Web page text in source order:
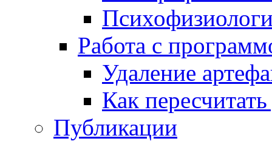
Работа с
Удаление
Как
Публикации